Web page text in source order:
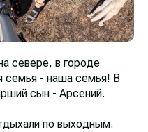
севере, в городе
семья - наша семья! В
сын - Арсений.
по выходным.